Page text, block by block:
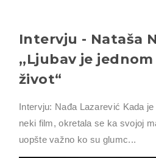
Intervju - Nataša
,,Ljubav je jednom
život“
Intervju: Nađa Lazarević Kada
neki film, okretala se ka svojoj
uopšte važno ko su glumc...